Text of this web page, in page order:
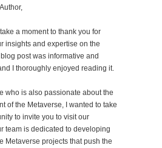
take a moment to thank you for
insights and expertise on the
post was informative and
I thoroughly enjoyed reading it.
who is also passionate about the
of the Metaverse, I wanted to take
to invite you to visit our
team is dedicated to developing
Metaverse projects that push the